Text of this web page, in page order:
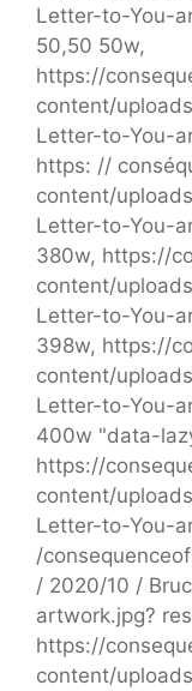
Letter-to-You-
50,50 50w,
https://
content/
Letter-to-You-
https: //
content/
Letter-to-You-
380w, https://
content/
Letter-to-You-
398w, https://
content/
Letter-to-You-
400w "data-
https://
content/
Letter-to-You-
/
/ 2020/10 /
artwork.jpg?
https://
content/